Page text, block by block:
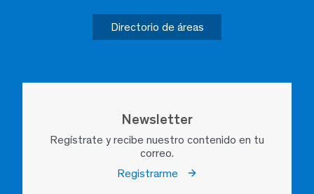
Directorio de áreas
Newsletter
Regístrate y recibe nuestro contenido en tu
correo.
Registrarme